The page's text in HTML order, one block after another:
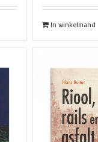
In winkelmand